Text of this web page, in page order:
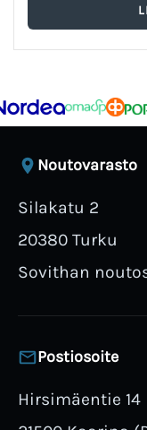
Noutovarasto
Silakatu 2
20380 Turku
Sovithan
Postiosoite
Hirsimäentie 14